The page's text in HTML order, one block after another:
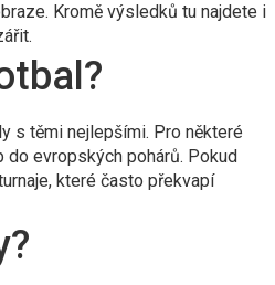
Kromě výsledků tu najdete i
s těmi nejlepšími. Pro některé
evropských pohárů. Pokud
které často překvapí